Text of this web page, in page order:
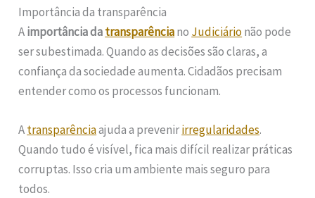
Importância da transparência
Aimportância datransparênciano Judiciárionão pode
ser subestimada. Quando as decisões são claras, a
confiança da sociedade aumenta. Cidadãos precisam
entender como os processos funcionam.
Atransparênciaajuda a prevenirirregularidades.
Quando tudo é visível, fica mais difícil realizar práticas
corruptas. Isso cria um ambiente mais seguro para
todos.